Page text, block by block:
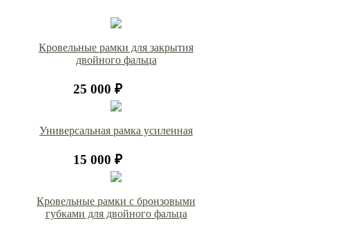
Кровельные рамки для закрытия
двойного фальца
25 000 ₽
Универсальная рамка усиленная
15 000 ₽
Кровельные рамки с бронзовыми
губками для двойного фальца